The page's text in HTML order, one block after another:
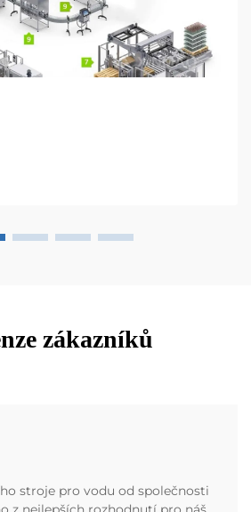
zákazníků
stroje pro vodu od společnosti